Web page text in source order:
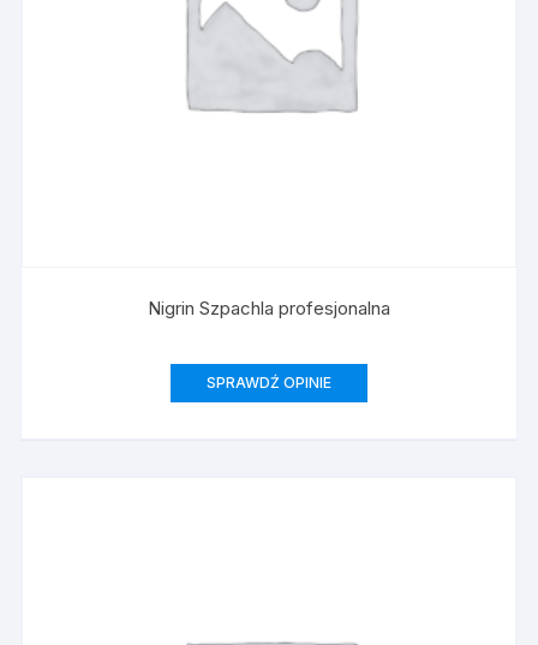
Nigrin Szpachla profesjonalna
SPRAWDŹ OPINIE